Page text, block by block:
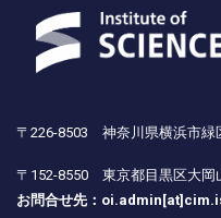
〒226-8503 神奈川県横浜市緑
〒152-8550 東京都目黒区大
お問合せ先：